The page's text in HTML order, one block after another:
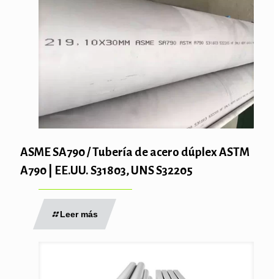
ASME SA790 / Tubería de acero dúplex ASTM
A790 | EE.UU. S31803, UNS S32205
Leer más